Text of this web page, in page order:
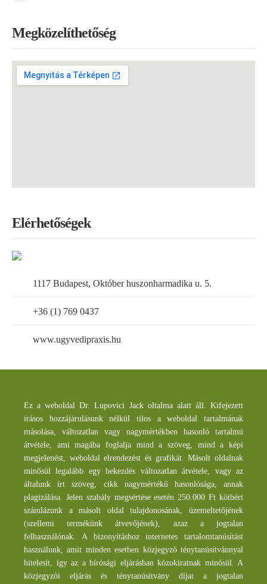
Megközelíthetőség
Elérhetőségek
1117 Budapest, Október huszonharmadika u. 5.
+36 (1) 769 0437
www.ugyvedipraxis.hu
Ez a weboldal Dr. Lupovici Jack oltalma alatt áll. Kifejezett
írásos hozzájárulásunk nélkül tilos a weboldal tartalmának
másolása, változatlan vagy nagymértékben hasonló tartalmú
átvétele, ami magába foglalja mind a szöveg, mind a képi
megjelenést, weboldal elrendezést és grafikát. Másolt oldalnak
minősül legalább egy bekezdés változatlan átvétele, vagy az
általunk írt szöveg, cikk nagymértékű hasonlósága, annak
plagizálása. Jelen szabály megsértése esetén 250.000 Ft kötbért
számlázunk a másolt oldal tulajdonosának, üzemeltetőjének
(szellemi termékünk átvevőjének), azaz a jogtalan
felhasználónak. A bizonyításhoz internetes tartalomtanúsítást
használunk, amit minden esetben közjegyző ténytanúsítvánnyal
hitelesít, így az a bírósági eljárásban közokiratnak minősül. A
közjegyzői eljárás és ténytanúsítvány díjat a jogtalan